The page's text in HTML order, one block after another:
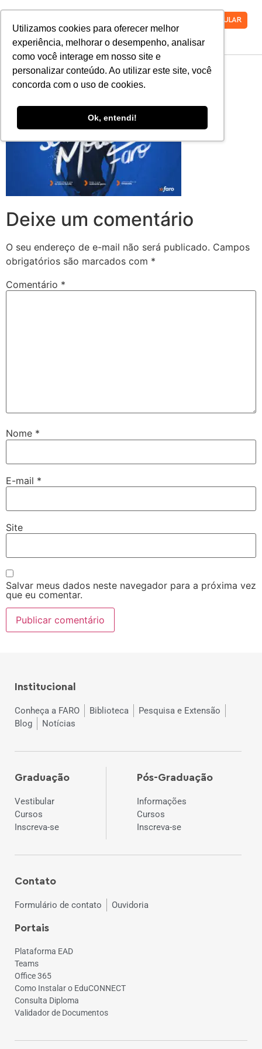
Utilizamos cookies para oferecer melhor
experiência, melhorar o desempenho, analisar
como você interage em nosso site e
personalizar conteúdo. Ao utilizar este site, você
concorda com o uso de cookies.
Ok, entendi!
VESTIBULAR
KV-1KV_AZUL
Deixe um comentário
O seu endereço de e-mail não será publicado. Campos
obrigatórios são marcados com *
Comentário *
Nome *
E-mail *
Site
Salvar meus dados neste navegador para a próxima vez
que eu comentar.
Institucional
Conheça a FARO Biblioteca
Pesquisa e Extensão
Blog
Notícias
Graduação
Vestibular
Cursos
Inscreva-se
Pós-Graduação
Informações
Cursos
Inscreva-se
Contato
Formulário de contato Ouvidoria
Portais
Plataforma EAD
Teams
Office 365
Como Instalar o EduCONNECT
Consulta Diploma
Validador de Documentos